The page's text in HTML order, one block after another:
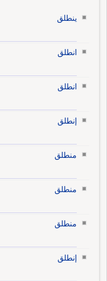
ينطلق
انطلق
انطلق
إنطلق
منطلق
منطلق
منطلق
إنطلق